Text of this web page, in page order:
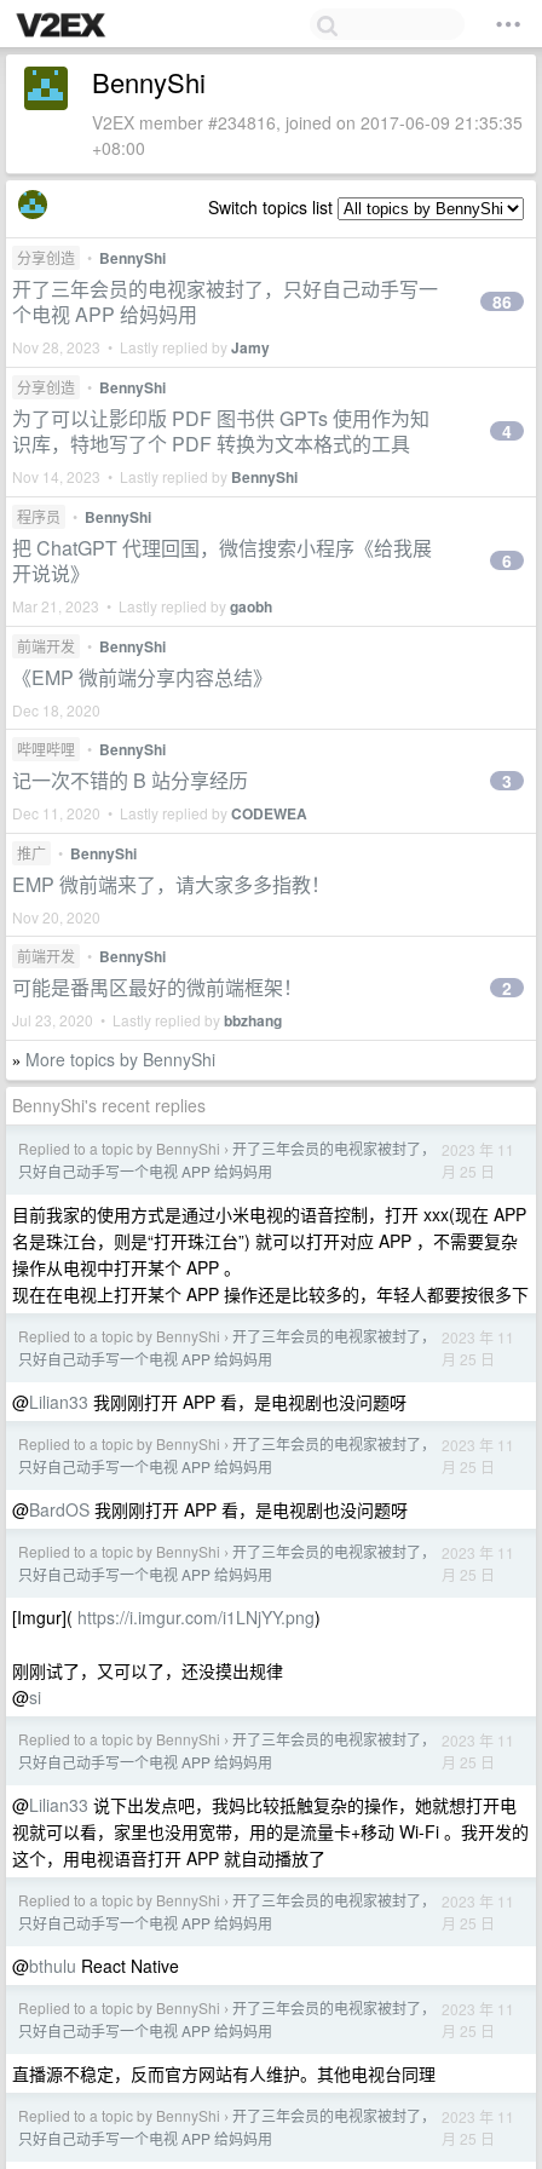
BennyShi
V2EX member #234816, joined on 2017-06-09 21:35:35
+08:00
Switch topics list
分享创造 • BennyShi
开了三年会员的电视家被封了，只好自己动手写一
个电视 APP 给妈妈用
Nov 28, 2023 • Lastly replied byJamy
86
分享创造 • BennyShi
为了可以让影印版 PDF 图书供 GPTs 使用作为知
识库，特地写了个 PDF 转换为文本格式的工具
Nov 14, 2023 • Lastly replied by BennyShi
4
程序员 • BennyShi
把 ChatGPT 代理回国，微信搜索小程序《给我展
开说说》
Mar 21, 2023 • Lastly replied bygaobh
6
前端开发 • BennyShi
《EMP 微前端分享内容总结》
Dec 18, 2020
哔哩哔哩
• BennyShi
记一次不错的 B 站分享经历
Dec 11, 2020 • Lastly replied byCODEWEA
3
推广 • BennyShi
EMP 微前端来了，请大家多多指教！
Nov 20, 2020
前端开发
• BennyShi
可能是番禺区最好的微前端框架！
Jul 23, 2020 • Lastly replied bybbzhang
2
» More topics by BennyShi
BennyShi's recent replies
Replied to a topic by BennyShi › 开了三年会员的电视家被封了，
只好自己动手写一个电视 APP 给妈妈用
2023 年 11
月 25 日
目前我家的使用方式是通过小米电视的语音控制，打开 xxx(现在 APP
名是珠江台，则是“打开珠江台”) 就可以打开对应 APP ，不需要复杂
操作从电视中打开某个 APP 。
现在在电视上打开某个 APP 操作还是比较多的，年轻人都要按很多下
Replied to a topic by BennyShi › 开了三年会员的电视家被封了，
只好自己动手写一个电视 APP 给妈妈用
2023 年 11
月 25 日
@Lilian33 我刚刚打开 APP 看，是电视剧也没问题呀
Replied to a topic by BennyShi › 开了三年会员的电视家被封了，
只好自己动手写一个电视 APP 给妈妈用
2023 年 11
月 25 日
@BardOS 我刚刚打开 APP 看，是电视剧也没问题呀
Replied to a topic by BennyShi › 开了三年会员的电视家被封了，
只好自己动手写一个电视 APP 给妈妈用
2023 年 11
月 25 日
[Imgur]( https://i.imgur.com/i1LNjYY.png)
刚刚试了，又可以了，还没摸出规律
@si
Replied to a topic by BennyShi › 开了三年会员的电视家被封了，
只好自己动手写一个电视 APP 给妈妈用
2023 年 11
月 25 日
@Lilian33 说下出发点吧，我妈比较抵触复杂的操作，她就想打开电
视就可以看，家里也没用宽带，用的是流量卡+移动 Wi-Fi 。我开发的
这个，用电视语音打开 APP 就自动播放了
Replied to a topic by BennyShi › 开了三年会员的电视家被封了，
只好自己动手写一个电视 APP 给妈妈用
2023 年 11
月 25 日
@bthulu React Native
Replied to a topic by BennyShi › 开了三年会员的电视家被封了，
只好自己动手写一个电视 APP 给妈妈用
2023 年 11
月 25 日
直播源不稳定，反而官方网站有人维护。其他电视台同理
Replied to a topic by BennyShi › 开了三年会员的电视家被封了，
只好自己动手写一个电视 APP 给妈妈用
2023 年 11
月 25 日